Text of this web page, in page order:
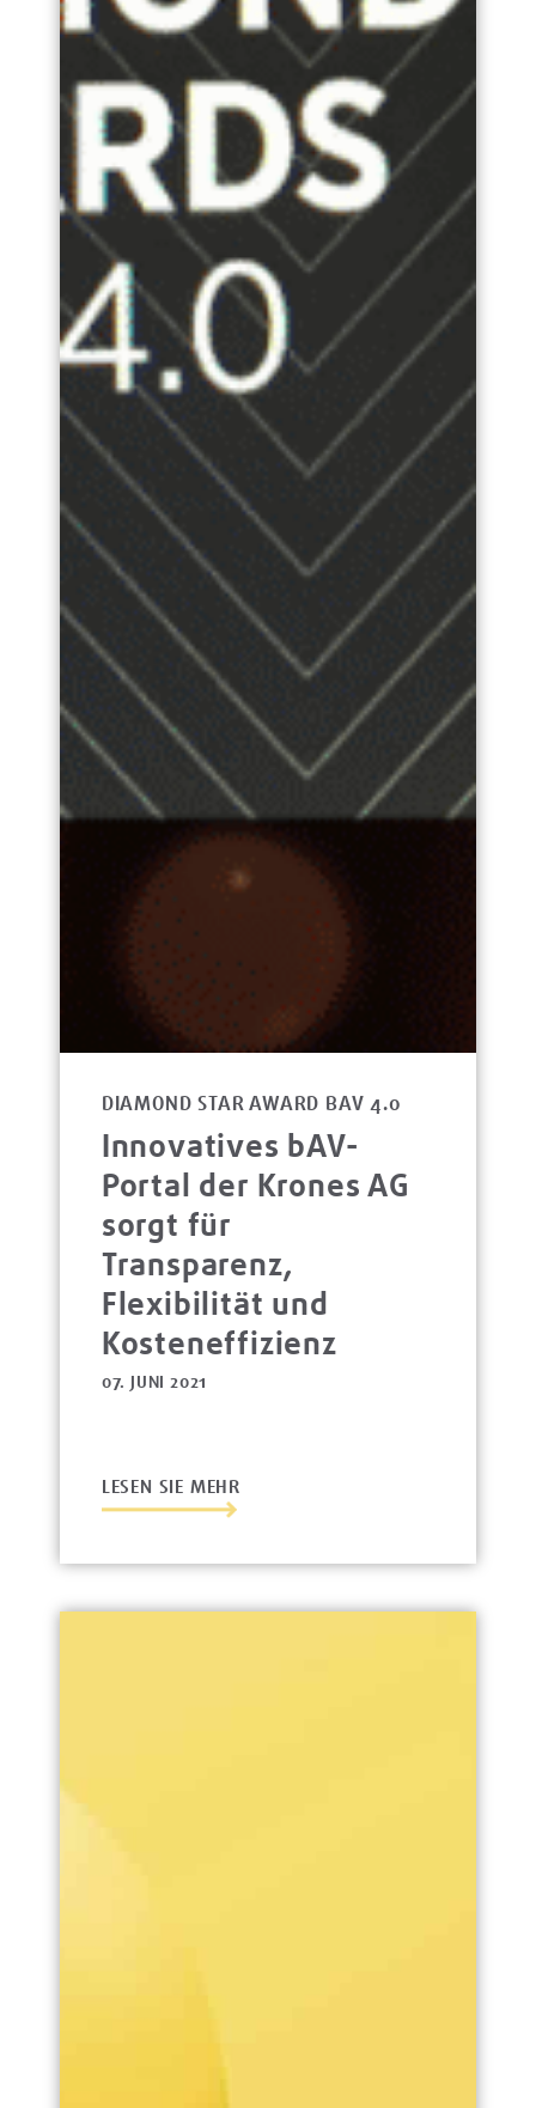
DIAMOND STAR AWARD BAV 4.0
Innovatives bAV-
Portal der Krones AG
sorgt für
Transparenz,
Flexibilität und
Kosteneffizienz
07. JUNI 2021
LESEN SIE MEHR